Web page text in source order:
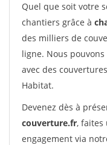
Quel que soit votre
chantiers grâce à
des milliers de
ligne. Nous
avec des
Habitat.
Devenez dès à
couverture.fr, faites
engagement via